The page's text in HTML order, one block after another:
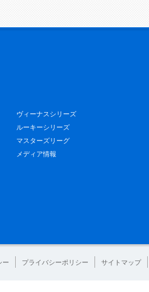
ヴィーナスシリーズ
ルーキーシリーズ
マスターズリーグ
メディア情報
ー プライバシーポリシー サイトマップ